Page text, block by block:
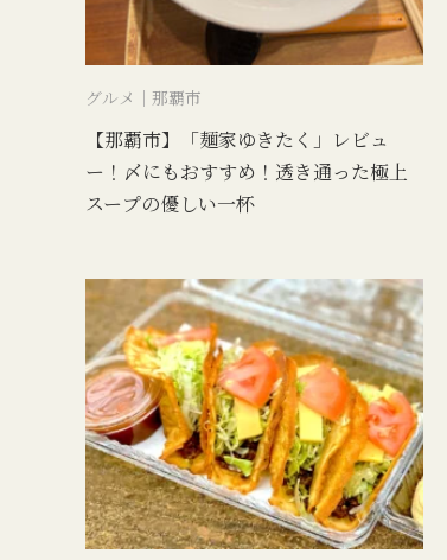
グルメ｜那覇市
【那覇市】「麺家ゆきたく」レビュ
ー！〆にもおすすめ！透き通った極上
スープの優しい一杯